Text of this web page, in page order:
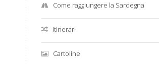
Come raggiungere la Sardegna
Itinerari
Cartoline